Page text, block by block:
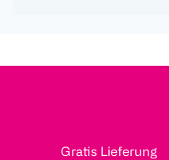
Gratis Lieferung